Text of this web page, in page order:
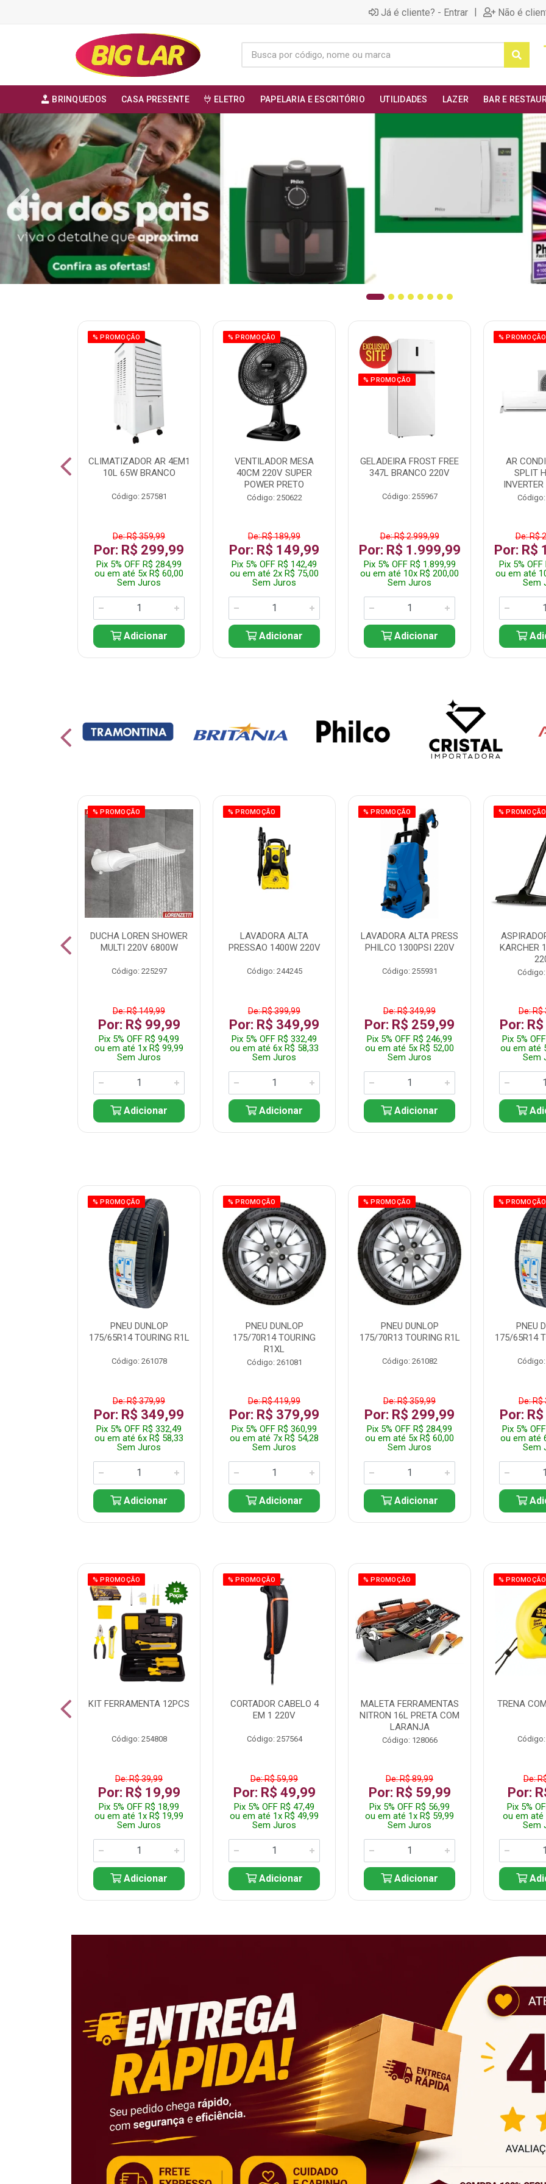
Já é cliente? - Entrar | Não é
BRINQUEDOS CASA PRESENTE ELETRO PAPELARIA E ESCRITÓRIO UTILIDADES LAZER BAR E
% PROMOÇÃO
CLIMATIZADOR AR 4EM1
10L 65W BRANCO
Código: 257581
De: R$ 359,99
Por: R$ 299,99
Pix 5% OFF R$ 284,99
ou em até 5x R$ 60,00
Sem Juros
Adicionar
% PROMOÇÃO
VENTILADOR MESA
40CM 220V SUPER
POWER PRETO
Código: 250622
De: R$ 189,99
Por: R$ 149,99
Pix 5% OFF R$ 142,49
ou em até 2x R$ 75,00
Sem Juros
Adicionar
% PROMOÇÃO
GELADEIRA FROST FREE
347L BRANCO 220V
Código: 255967
De: R$ 2.999,99
Por: R$ 1.999,99
Pix 5% OFF R$ 1.899,99
ou em até 10x R$ 200,00
Sem Juros
Adicionar
% PROMOÇÃO
AR
SPLIT
De: R$
Por: R$
Pix 5%
ou em até
Sem
% PROMOÇÃO
DUCHA LOREN SHOWER
MULTI 220V 6800W
Código: 225297
De: R$ 149,99
Por: R$ 99,99
Pix 5% OFF R$ 94,99
ou em até 1x R$ 99,99
Sem Juros
Adicionar
% PROMOÇÃO
LAVADORA ALTA
PRESSAO 1400W 220V
Código: 244245
De: R$ 399,99
Por: R$ 349,99
Pix 5% OFF R$ 332,49
ou em até 6x R$ 58,33
Sem Juros
Adicionar
% PROMOÇÃO
LAVADORA ALTA PRESS
PHILCO 1300PSI 220V
Código: 255931
De: R$ 349,99
Por: R$ 259,99
Pix 5% OFF R$ 246,99
ou em até 5x R$ 52,00
Sem Juros
Adicionar
% PROMOÇÃO
KARCHER
De: R$
Por:
Pix 5%
ou em até
Sem
% PROMOÇÃO
PNEU DUNLOP
175/65R14 TOURING R1L
Código: 261078
De: R$ 379,99
Por: R$ 349,99
Pix 5% OFF R$ 332,49
ou em até 6x R$ 58,33
Sem Juros
Adicionar
% PROMOÇÃO
PNEU DUNLOP
175/70R14 TOURING
R1XL
Código: 261081
De: R$ 419,99
Por: R$ 379,99
Pix 5% OFF R$ 360,99
ou em até 7x R$ 54,28
Sem Juros
Adicionar
% PROMOÇÃO
PNEU DUNLOP
175/70R13 TOURING R1L
Código: 261082
De: R$ 359,99
Por: R$ 299,99
Pix 5% OFF R$ 284,99
ou em até 5x R$ 60,00
Sem Juros
Adicionar
% PROMOÇÃO
PNEU
175/65R14
De: R$
Por:
Pix 5%
ou em até
Sem
% PROMOÇÃO
KIT FERRAMENTA 12PCS
Código: 254808
De: R$ 39,99
Por: R$ 19,99
Pix 5% OFF R$ 18,99
ou em até 1x R$ 19,99
Sem Juros
Adicionar
% PROMOÇÃO
CORTADOR CABELO 4
EM 1 220V
Código: 257564
De: R$ 59,99
Por: R$ 49,99
Pix 5% OFF R$ 47,49
ou em até 1x R$ 49,99
Sem Juros
Adicionar
% PROMOÇÃO
MALETA FERRAMENTAS
NITRON 16L PRETA COM
LARANJA
Código: 128066
De: R$ 89,99
Por: R$ 59,99
Pix 5% OFF R$ 56,99
ou em até 1x R$ 59,99
Sem Juros
Adicionar
% PROMOÇÃO
TRENA
De:
Por:
Pix 5%
ou em até
Sem